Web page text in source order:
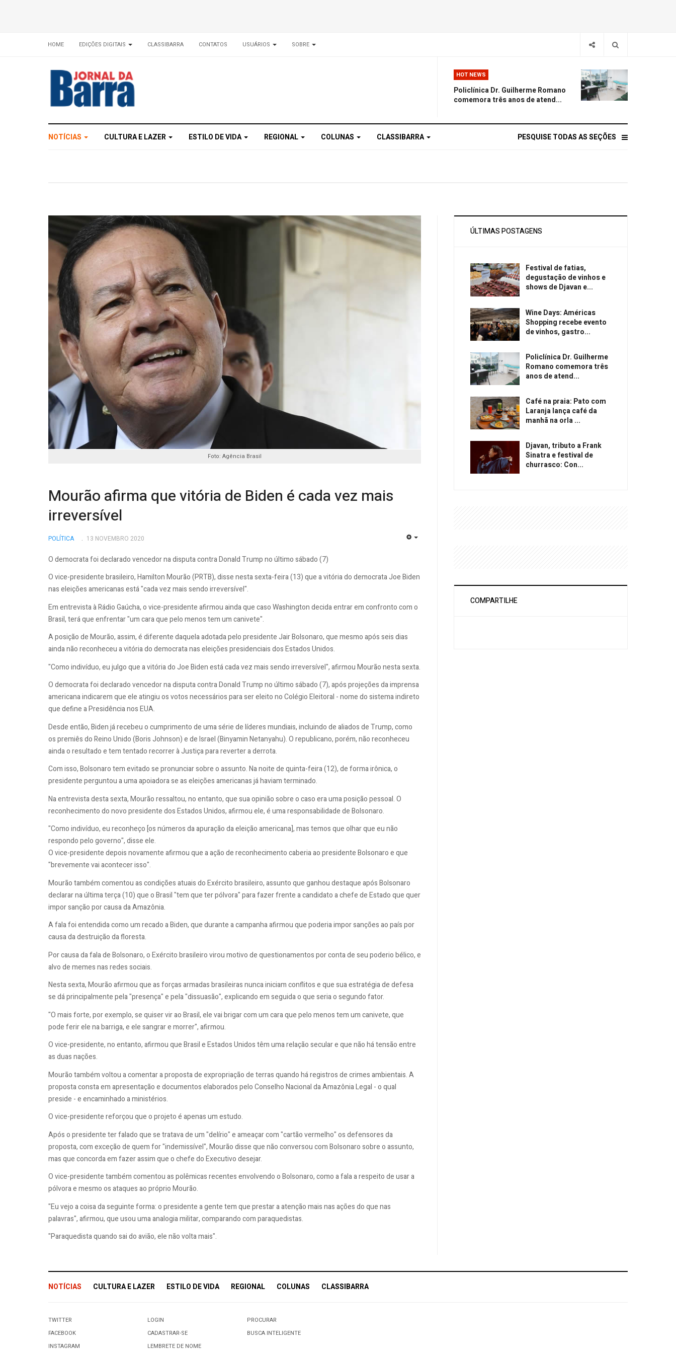
HOME EDIÇÕES DIGITAIS CLASSIBARRA CONTATOS USUÁRIOS SOBRE
HOT NEWS
Policlínica Dr. Guilherme Romano
comemora três anos de atend...
NOTÍCIAS CULTURA E LAZER ESTILO DE VIDA REGIONAL COLUNAS CLASSIBARRA PESQUISE TODAS AS SEÇÕES
Foto: Agência Brasil
Mourão afirma que vitória de Biden é cada vez mais
irreversível
POLÍTICA 13 NOVEMBRO 2020
O democrata foi declarado vencedor na disputa contra Donald Trump no último sábado (7)
O vice-presidente brasileiro, Hamilton Mourão (PRTB), disse nesta sexta-feira (13) que a vitória do democrata Joe Biden
nas eleições americanas está "cada vez mais sendo irreversível".
Em entrevista à Rádio Gaúcha, o vice-presidente afirmou ainda que caso Washington decida entrar em confronto com o
Brasil, terá que enfrentar "um cara que pelo menos tem um canivete".
A posição de Mourão, assim, é diferente daquela adotada pelo presidente Jair Bolsonaro, que mesmo após seis dias
ainda não reconheceu a vitória do democrata nas eleições presidenciais dos Estados Unidos.
"Como indivíduo, eu julgo que a vitória do Joe Biden está cada vez mais sendo irreversível", afirmou Mourão nesta sexta.
O democrata foi declarado vencedor na disputa contra Donald Trump no último sábado (7), após projeções da imprensa
americana indicarem que ele atingiu os votos necessários para ser eleito no Colégio Eleitoral - nome do sistema indireto
que define a Presidência nos EUA.
Desde então, Biden já recebeu o cumprimento de uma série de líderes mundiais, incluindo de aliados de Trump, como
os premiês do Reino Unido (Boris Johnson) e de Israel (Binyamin Netanyahu). O republicano, porém, não reconheceu
ainda o resultado e tem tentado recorrer à Justiça para reverter a derrota.
Com isso, Bolsonaro tem evitado se pronunciar sobre o assunto. Na noite de quinta-feira (12), de forma irônica, o
presidente perguntou a uma apoiadora se as eleições americanas já haviam terminado.
Na entrevista desta sexta, Mourão ressaltou, no entanto, que sua opinião sobre o caso era uma posição pessoal. O
reconhecimento do novo presidente dos Estados Unidos, afirmou ele, é uma responsabilidade de Bolsonaro.
"Como indivíduo, eu reconheço [os números da apuração da eleição americana], mas temos que olhar que eu não
respondo pelo governo", disse ele.
O vice-presidente depois novamente afirmou que a ação de reconhecimento caberia ao presidente Bolsonaro e que
"brevemente vai acontecer isso".
Mourão também comentou as condições atuais do Exército brasileiro, assunto que ganhou destaque após Bolsonaro
declarar na última terça (10) que o Brasil "tem que ter pólvora" para fazer frente a candidato a chefe de Estado que quer
impor sanção por causa da Amazônia.
A fala foi entendida como um recado a Biden, que durante a campanha afirmou que poderia impor sanções ao país por
causa da destruição da floresta.
Por causa da fala de Bolsonaro, o Exército brasileiro virou motivo de questionamentos por conta de seu poderio bélico, e
alvo de memes nas redes sociais.
Nesta sexta, Mourão afirmou que as forças armadas brasileiras nunca iniciam conflitos e que sua estratégia de defesa
se dá principalmente pela "presença" e pela "dissuasão", explicando em seguida o que seria o segundo fator.
"O mais forte, por exemplo, se quiser vir ao Brasil, ele vai brigar com um cara que pelo menos tem um canivete, que
pode ferir ele na barriga, e ele sangrar e morrer", afirmou.
O vice-presidente, no entanto, afirmou que Brasil e Estados Unidos têm uma relação secular e que não há tensão entre
as duas nações.
Mourão também voltou a comentar a proposta de expropriação de terras quando há registros de crimes ambientais. A
proposta consta em apresentação e documentos elaborados pelo Conselho Nacional da Amazônia Legal - o qual
preside - e encaminhado a ministérios.
O vice-presidente reforçou que o projeto é apenas um estudo.
Após o presidente ter falado que se tratava de um "delírio" e ameaçar com "cartão vermelho" os defensores da
proposta, com exceção de quem for "indemissível", Mourão disse que não conversou com Bolsonaro sobre o assunto,
mas que concorda em fazer assim que o chefe do Executivo desejar.
O vice-presidente também comentou as polêmicas recentes envolvendo o Bolsonaro, como a fala a respeito de usar a
pólvora e mesmo os ataques ao próprio Mourão.
"Eu vejo a coisa da seguinte forma: o presidente a gente tem que prestar a atenção mais nas ações do que nas
palavras", afirmou, que usou uma analogia militar, comparando com paraquedistas.
"Paraquedista quando sai do avião, ele não volta mais".
ÚLTIMAS POSTAGENS
Festival de fatias,
degustação de vinhos e
shows de Djavan e...
Wine Days: Américas
Shopping recebe evento
de vinhos, gastro...
Policlínica Dr. Guilherme
Romano comemora três
anos de atend...
Café na praia: Pato com
Laranja lança café da
manhã na orla ...
Djavan, tributo a Frank
Sinatra e festival de
churrasco: Con...
COMPARTILHE
NOTÍCIAS CULTURA E LAZER ESTILO DE VIDA REGIONAL COLUNAS CLASSIBARRA
TWITTER
FACEBOOK
INSTAGRAM
LOGIN
CADASTRAR-SE
LEMBRETE DE NOME
PROCURAR
BUSCA INTELIGENTE